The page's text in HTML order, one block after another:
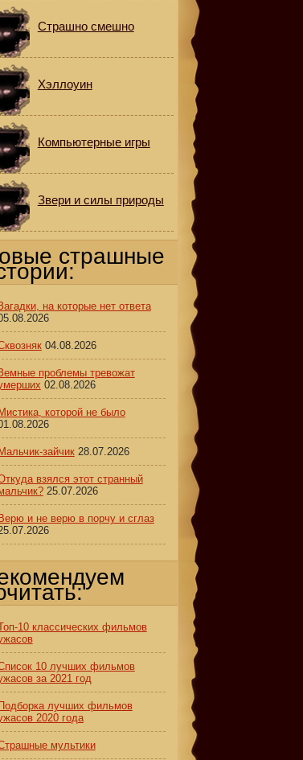
Страшно смешно
Хэллоуин
Компьютерные игры
Звери и силы природы
страшные
на которые нет ответа
04.08.2026
проблемы тревожат
02.08.2026
Мистика, которой не было
Мальчик-зайчик 28.07.2026
взялся этот странный
25.07.2026
Верю и не верю в порчу и сглаз
10 классических фильмов
10 лучших фильмов
за 2021 год
Подборка лучших фильмов
2020 года
мультики